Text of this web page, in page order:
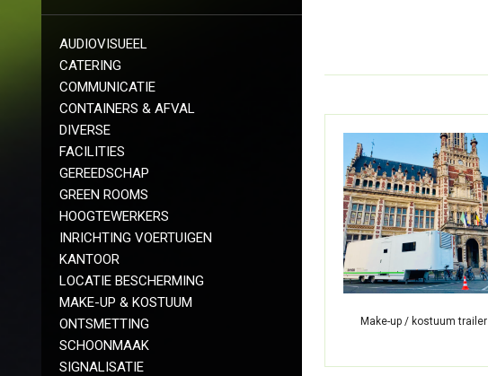
AUDIOVISUEEL
CATERING
COMMUNICATIE
CONTAINERS & AFVAL
DIVERSE
FACILITIES
GEREEDSCHAP
GREEN ROOMS
HOOGTEWERKERS
INRICHTING VOERTUIGEN
KANTOOR
LOCATIE BESCHERMING
MAKE-UP & KOSTUUM
ONTSMETTING
SCHOONMAAK
SIGNALISATIE
Make-up / kostuum trailer